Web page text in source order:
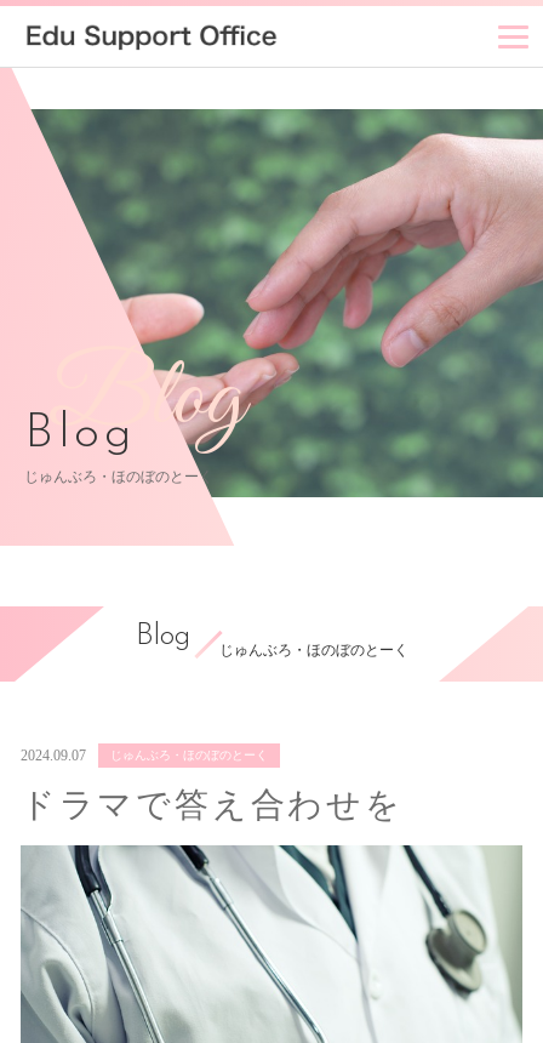
Blog
Blog
じゅんぶろ・ほのぼのとーく
Blog
じゅんぶろ・ほのぼのとーく
2024.09.07 じゅんぶろ・ほのぼのとーく
ドラマで答え合わせを